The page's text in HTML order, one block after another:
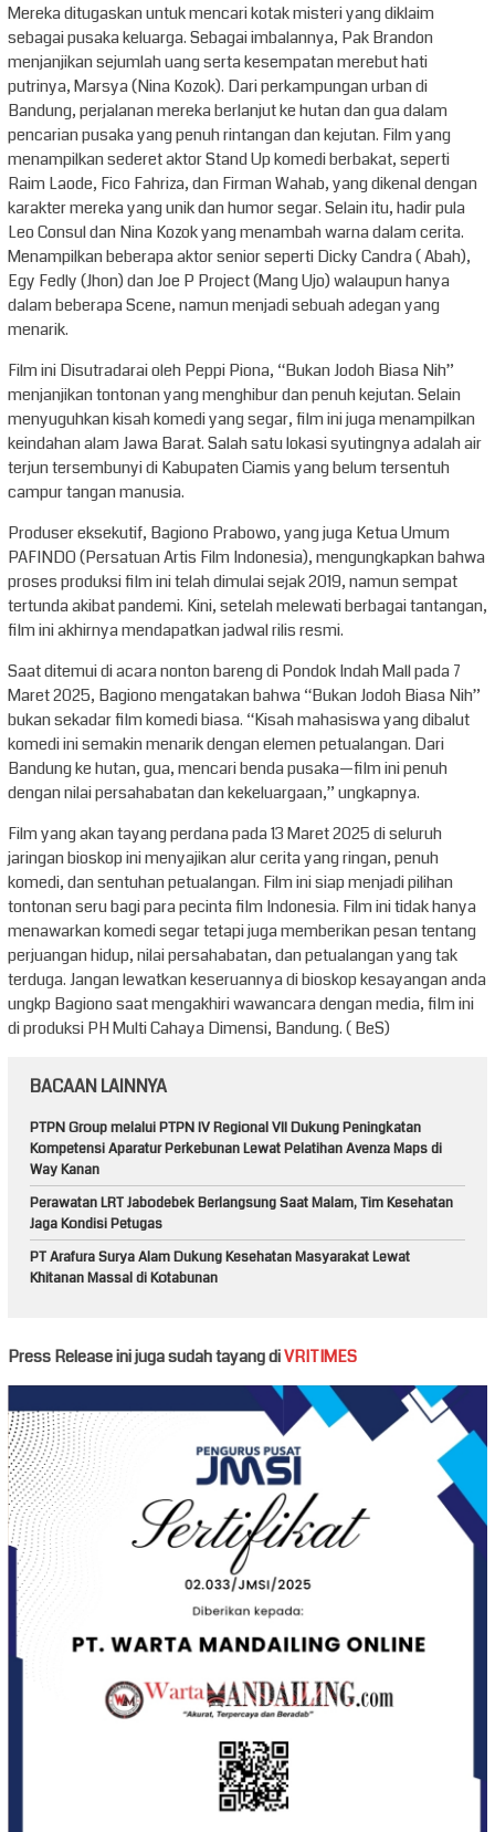
Mereka ditugaskan untuk mencari kotak misteri yang diklaim
sebagai pusaka keluarga. Sebagai imbalannya, Pak Brandon
menjanjikan sejumlah uang serta kesempatan merebut hati
putrinya, Marsya (Nina Kozok). Dari perkampungan urban di
Bandung, perjalanan mereka berlanjut ke hutan dan gua dalam
pencarian pusaka yang penuh rintangan dan kejutan. Film yang
menampilkan sederet aktor Stand Up komedi berbakat, seperti
Raim Laode, Fico Fahriza, dan Firman Wahab, yang dikenal dengan
karakter mereka yang unik dan humor segar. Selain itu, hadir pula
Leo Consul dan Nina Kozok yang menambah warna dalam cerita.
Menampilkan beberapa aktor senior seperti Dicky Candra ( Abah),
Egy Fedly (Jhon) dan Joe P Project (Mang Ujo) walaupun hanya
dalam beberapa Scene, namun menjadi sebuah adegan yang
menarik.
Film ini Disutradarai oleh Peppi Piona, “Bukan Jodoh Biasa Nih”
menjanjikan tontonan yang menghibur dan penuh kejutan. Selain
menyuguhkan kisah komedi yang segar, film ini juga menampilkan
keindahan alam Jawa Barat. Salah satu lokasi syutingnya adalah air
terjun tersembunyi di Kabupaten Ciamis yang belum tersentuh
campur tangan manusia.
Produser eksekutif, Bagiono Prabowo, yang juga Ketua Umum
PAFINDO (Persatuan Artis Film Indonesia), mengungkapkan bahwa
proses produksi film ini telah dimulai sejak 2019, namun sempat
tertunda akibat pandemi. Kini, setelah melewati berbagai tantangan,
film ini akhirnya mendapatkan jadwal rilis resmi.
Saat ditemui di acara nonton bareng di Pondok Indah Mall pada 7
Maret 2025, Bagiono mengatakan bahwa “Bukan Jodoh Biasa Nih”
bukan sekadar film komedi biasa. “Kisah mahasiswa yang dibalut
komedi ini semakin menarik dengan elemen petualangan. Dari
Bandung ke hutan, gua, mencari benda pusaka—film ini penuh
dengan nilai persahabatan dan kekeluargaan,” ungkapnya.
Film yang akan tayang perdana pada 13 Maret 2025 di seluruh
jaringan bioskop ini menyajikan alur cerita yang ringan, penuh
komedi, dan sentuhan petualangan. Film ini siap menjadi pilihan
tontonan seru bagi para pecinta film Indonesia. Film ini tidak hanya
menawarkan komedi segar tetapi juga memberikan pesan tentang
perjuangan hidup, nilai persahabatan, dan petualangan yang tak
terduga. Jangan lewatkan keseruannya di bioskop kesayangan anda
ungkp Bagiono saat mengakhiri wawancara dengan media, film ini
di produksi PH Multi Cahaya Dimensi, Bandung. ( BeS)
BACAAN LAINNYA
PTPN Group melalui PTPN IV Regional VII Dukung Peningkatan
Kompetensi Aparatur Perkebunan Lewat Pelatihan Avenza Maps di
Way Kanan
Perawatan LRT Jabodebek Berlangsung Saat Malam, Tim Kesehatan
Jaga Kondisi Petugas
PT Arafura Surya Alam Dukung Kesehatan Masyarakat Lewat
Khitanan Massal di Kotabunan
Press Release ini juga sudah tayang diVRITIMES